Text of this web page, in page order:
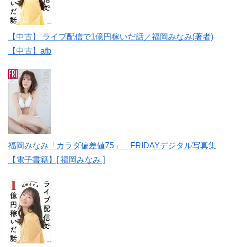
【中古】 ライブ配信で1億円稼いだ話／福岡みなみ(著者)
【中古】afb
福岡みなみ「カラダ偏差値75」 FRIDAYデジタル写真集
【電子書籍】[ 福岡みなみ ]